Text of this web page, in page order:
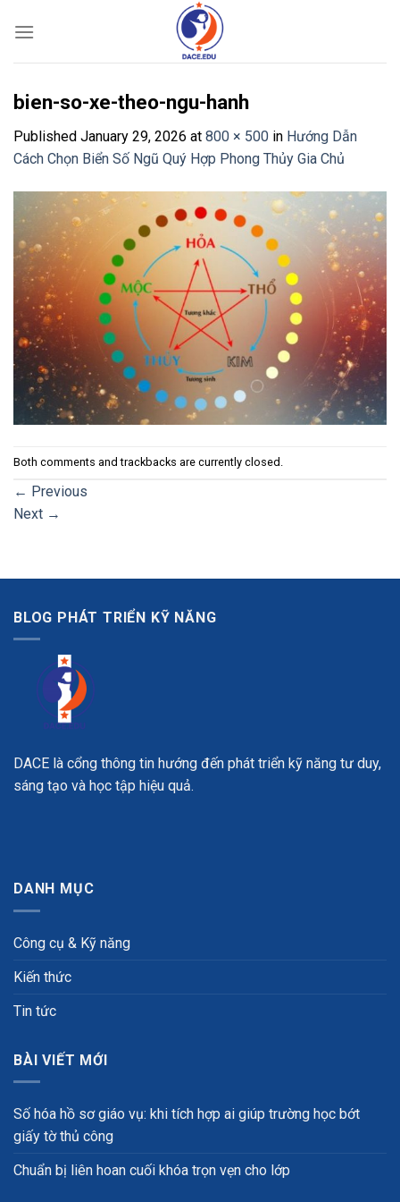
bien-so-xe-theo-ngu-hanh
Published January 29, 2026 at 800 × 500 in Hướng Dẫn
Cách Chọn Biển Số Ngũ Quý Hợp Phong Thủy Gia Chủ
Both comments and trackbacks are currently closed.
← Previous
Next →
BLOG PHÁT TRIỂN KỸ NĂNG
DACE là cổng thông tin hướng đến phát triển kỹ năng tư duy,
sáng tạo và học tập hiệu quả.
DANH MỤC
Công cụ & Kỹ năng
Kiến thức
Tin tức
BÀI VIẾT MỚI
Số hóa hồ sơ giáo vụ: khi tích hợp ai giúp trường học bớt
giấy tờ thủ công
Chuẩn bị liên hoan cuối khóa trọn vẹn cho lớp